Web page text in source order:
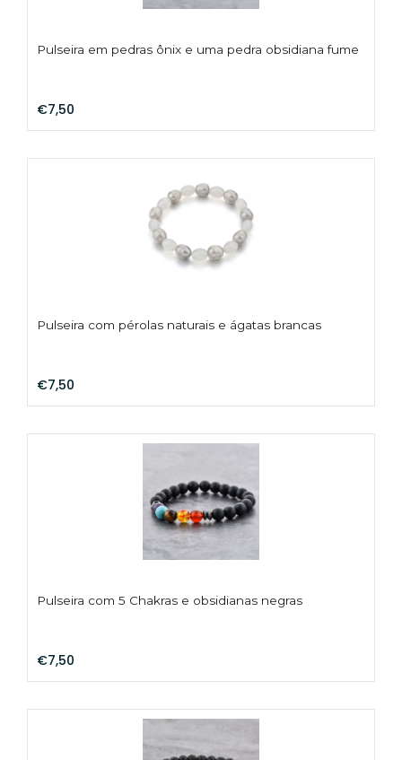
Pulseira em pedras ônix e uma pedra obsidiana fume
€7,50
Pulseira com pérolas naturais e ágatas brancas
€7,50
Pulseira com 5 Chakras e obsidianas negras
€7,50